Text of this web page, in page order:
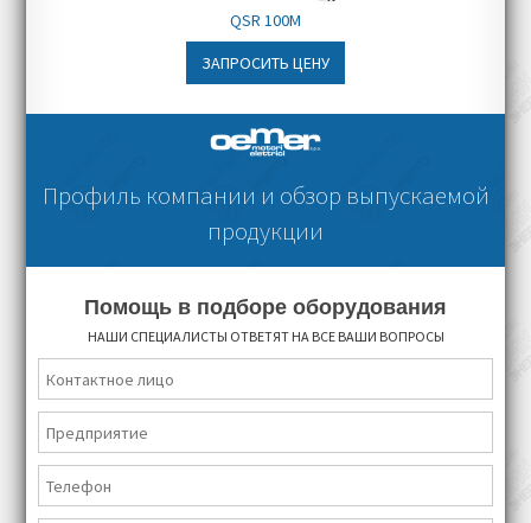
QSR 100M
ЗАПРОСИТЬ ЦЕНУ
Профиль компании и обзор выпускаемой
продукции
Помощь в подборе оборудования
НАШИ СПЕЦИАЛИСТЫ ОТВЕТЯТ НА ВСЕ ВАШИ ВОПРОСЫ